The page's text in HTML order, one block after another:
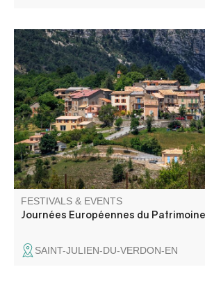
Exposition de photos anciennes et
Saint-Julien-du-Verdon dans le cadre
européennes du patrimoine.
FESTIVALS & EVENTS
Journées Européennes du Patrimoine
SAINT-JULIEN-DU-VERDON-EN